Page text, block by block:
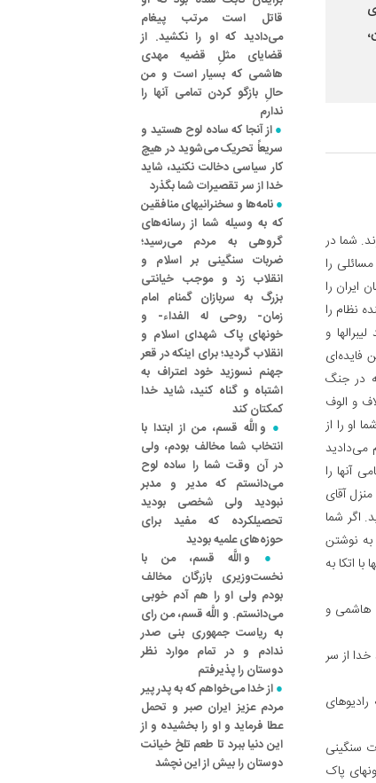
شما در
را
ایران را
نظام را
و
فایده‌ای
در جنگ
و الوف
او را از
می‌دادید
آنها را
آقای
اگر شما
نوشتن
اتکا به
هاشمی و
از سر
سنگینی
پاک
قاتل است مرتب پیغام
می‌دادید که او را نکشید. از
قضایای مثلِ قضیه مهدی
هاشمی که بسیار است و من
حالِ بازگو کردن تمامی آنها را
ندارم
از آنجا که ساده لوح هستید و
سریعاً تحریک می‌شوید در هیچ
کار سیاسی دخالت نکنید، شاید
خدا از سر تقصیرات شما بگذرد
نامه‌ها و سخنرانیهای منافقین
که به وسیله شما از رسانه‌های
گروهی به مردم می‌رسید؛
ضربات سنگینی بر اسلام و
انقلاب زد و موجب خیانتی
بزرگ به سربازان گمنام امام
زمان- روحی له الفداء- و
خونهای پاک شهدای اسلام و
انقلاب گردید؛ برای اینکه در قعر
جهنم نسوزید خود اعتراف به
اشتباه و گناه کنید، شاید خدا
کمکتان کند
و اللَّه قسم، من از ابتدا با
انتخاب شما مخالف بودم، ولی
در آن وقت شما را ساده لوح
می‌دانستم که مدیر و مدبر
نبودید ولی شخصی بودید
تحصیلکرده که مفید برای
حوزه‌های علمیه بودید
و اللَّه قسم، من با
نخست‌وزیری بازرگان مخالف
بودم ولی او را هم آدم خوبی
می‌دانستم. و اللَّه قسم، من رای
به ریاست جمهوری بنی صدر
ندادم و در تمام موارد نظر
دوستان را پذیرفتم
از خدا می‌خواهم که به پدر پیر
مردم عزیز ایران صبر و تحمل
عطا فرماید و او را بخشیده و از
این دنیا ببرد تا طعم تلخ خیانت
دوستان را بیش از این نچشد